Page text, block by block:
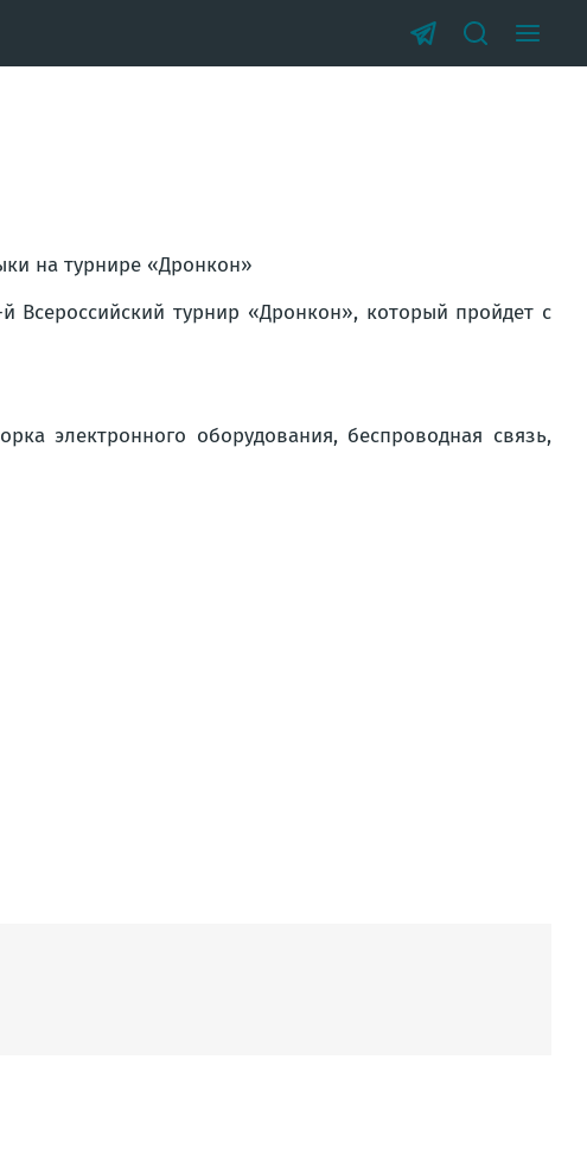
на турнире «Дронкон»
Всероссийский турнир «Дронкон», который пройдет с
электронного оборудования, беспроводная связь,